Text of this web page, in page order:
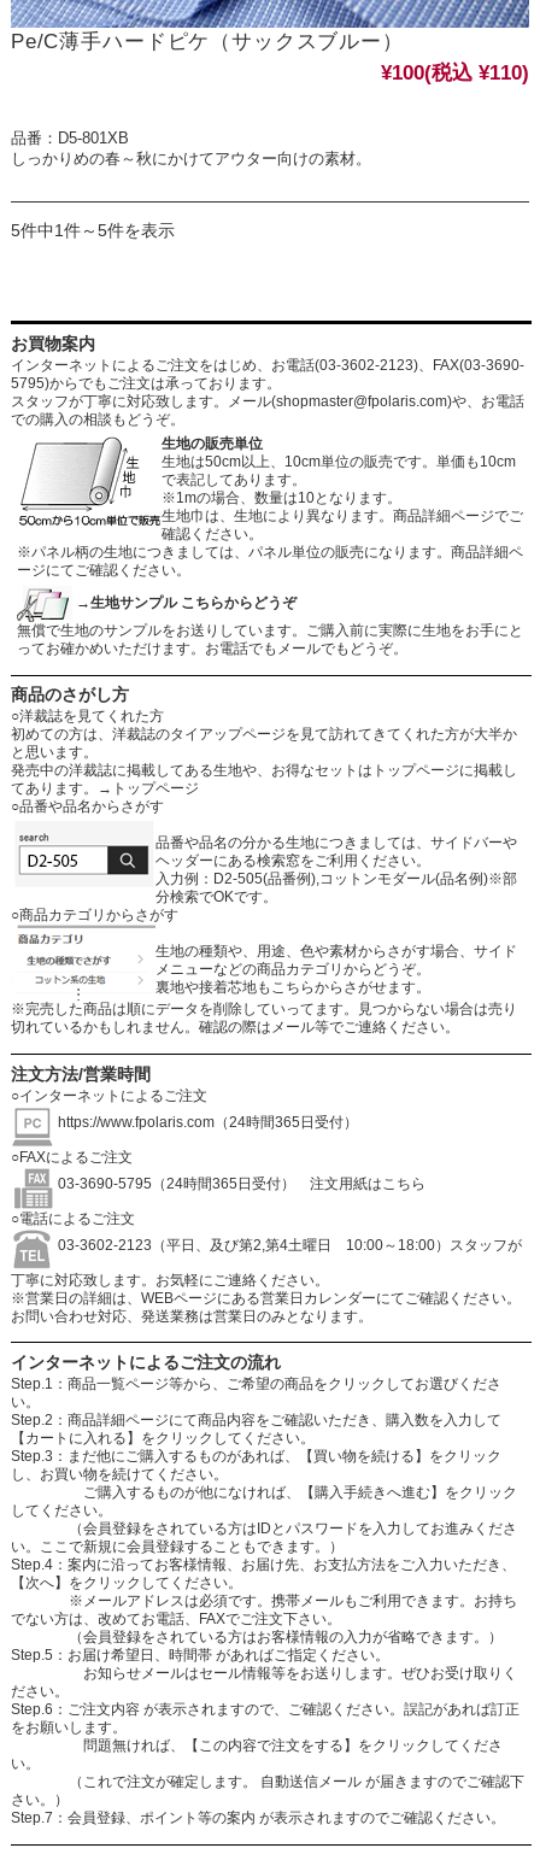
Pe/C薄手ハードピケ（サックスブルー）
¥100(税込 ¥110)
品番：D5-801XB
しっかりめの春～秋にかけてアウター向けの素材。
5件中1件～5件を表示
お買物案内
インターネットによるご注文をはじめ、お電話(03-3602-2123)、FAX(03-3690-
5795)からでもご注文は承っております。
スタッフが丁寧に対応致します。メール(shopmaster@fpolaris.com)や、お電話
での購入の相談もどうぞ。
生地の販売単位
生地は50cm以上、10cm単位の販売です。単価も10cm
で表記してあります。
※1mの場合、数量は10となります。
生地巾は、生地により異なります。商品詳細ページでご
確認ください。
※パネル柄の生地につきましては、パネル単位の販売になります。商品詳細ペ
ージにてご確認ください。
→生地サンプル こちらからどうぞ
無償で生地のサンプルをお送りしています。ご購入前に実際に生地をお手にと
ってお確かめいただけます。お電話でもメールでもどうぞ。
商品のさがし方
○洋裁誌を見てくれた方
初めての方は、洋裁誌のタイアップページを見て訪れてきてくれた方が大半か
と思います。
発売中の洋裁誌に掲載してある生地や、お得なセットはトップページに掲載し
てあります。
→トップページ
○品番や品名からさがす
品番や品名の分かる生地につきましては、サイドバーや
ヘッダーにある検索窓をご利用ください。
入力例：D2-505(品番例),コットンモダール(品名例)※部
分検索でOKです。
○商品カテゴリからさがす
生地の種類や、用途、色や素材からさがす場合、サイド
メニューなどの商品カテゴリからどうぞ。
裏地や接着芯地もこちらからさがせます。
※完売した商品は順にデータを削除していってます。見つからない場合は売り
切れているかもしれません。確認の際はメール等でご連絡ください。
注文方法/営業時間
○インターネットによるご注文
https://www.fpolaris.com（24時間365日受付）
○FAXによるご注文
03-3690-5795（24時間365日受付）
注文用紙はこちら
○電話によるご注文
03-3602-2123（平日、及び第2,第4土曜日 10:00～18:00）スタッフが
丁寧に対応致します。お気軽にご連絡ください。
※営業日の詳細は、WEBページにある営業日カレンダーにてご確認ください。
お問い合わせ対応、発送業務は営業日のみとなります。
インターネットによるご注文の流れ
Step.1：商品一覧ページ等から、ご希望の商品をクリックしてお選びくださ
い。
Step.2：商品詳細ページにて商品内容をご確認いただき、購入数を入力して
【カートに入れる】をクリックしてください。
Step.3：まだ他にご購入するものがあれば、【買い物を続ける】をクリック
し、お買い物を続けてください。
ご購入するものが他になければ、【購入手続きへ進む】をクリック
してください。
（会員登録をされている方はIDとパスワードを入力してお進みくださ
い。ここで新規に会員登録することもできます。）
Step.4：案内に沿ってお客様情報、お届け先、お支払方法をご入力いただき、
【次へ】をクリックしてください。
※メールアドレスは必須です。携帯メールもご利用できます。お持ち
でない方は、改めてお電話、FAXでご注文下さい。
（会員登録をされている方はお客様情報の入力が省略できます。）
Step.5：お届け希望日、時間帯 があればご指定ください。
お知らせメールはセール情報等をお送りします。ぜひお受け取りく
ださい。
Step.6：ご注文内容 が表示されますので、ご確認ください。誤記があれば訂正
をお願いします。
問題無ければ、【この内容で注文をする】をクリックしてくださ
い。
（これで注文が確定します。 自動送信メール が届きますのでご確認下
さい。）
Step.7：会員登録、ポイント等の案内 が表示されますのでご確認ください。